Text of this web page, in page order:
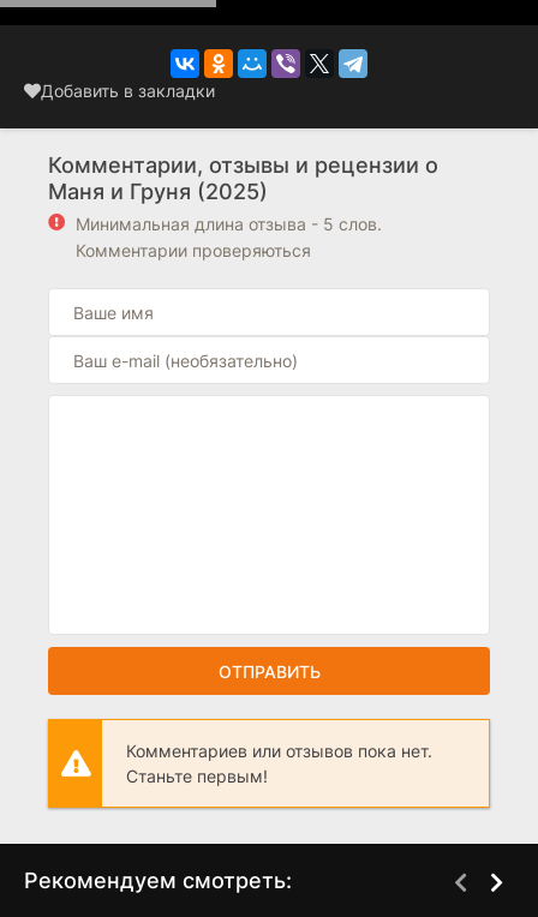
Добавить в закладки
Комментарии, отзывы и рецензии о
Маня и Груня (2025)
Минимальная длина отзыва - 5 слов.
Комментарии проверяються
ОТПРАВИТЬ
Комментариев или отзывов пока нет.
Станьте первым!
Рекомендуем смотреть: